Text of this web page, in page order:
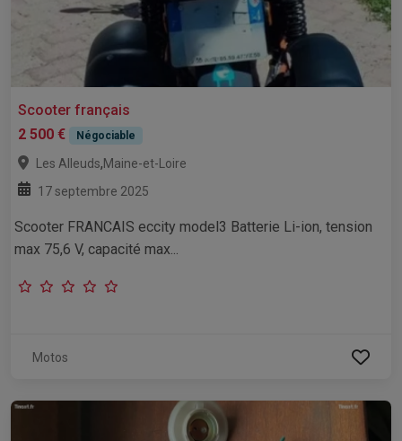
Scooter français
2 500 €
Négociable
Les Alleuds,Maine-et-Loire
17 septembre 2025
Scooter FRANCAIS eccity model3 Batterie Li-ion, tension
max 75,6 V, capacité max...
Motos